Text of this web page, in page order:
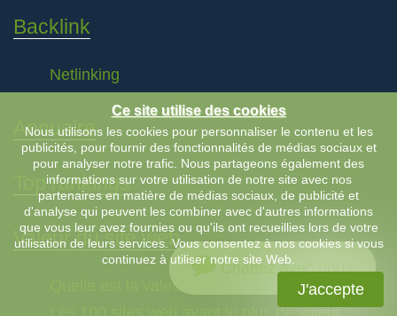
Backlink
Netlinking
Annuaire
Top rankings
Valeur du site web
Quelle est la valeur d’un site web ?
Les 100 sites web ayant le plus de valeur
Chattez avec nous
Ce site utilise des cookies
Nous utilisons les cookies pour personnaliser le contenu et les
publicités, pour fournir des fonctionnalités de médias sociaux et
pour analyser notre trafic. Nous partageons également des
informations sur votre utilisation de notre site avec nos
partenaires en matière de médias sociaux, de publicité et
d'analyse qui peuvent les combiner avec d'autres informations
que vous leur avez fournies ou qu'ils ont recueillies lors de votre
utilisation de leurs services. Vous consentez à nos cookies si vous
continuez à utiliser notre site Web.
J'accepte